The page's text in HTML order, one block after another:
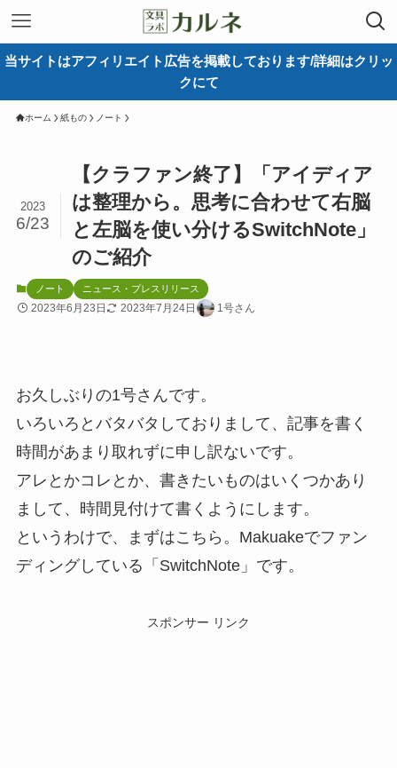
当サイトはアフィリエイト広告を掲載しております/詳細はクリッ
クにて
ホーム 紙もの ノート
【クラファン終了】「アイディア
は整理から。思考に合わせて右脳
と左脳を使い分けるSwitchNote」
のご紹介
2023
6/23
ノート ニュース・プレスリリース
2023年6月23日 2023年7月24日 1号さん
お久しぶりの1号さんです。
いろいろとバタバタしておりまして、記事を書く
時間があまり取れずに申し訳ないです。
アレとかコレとか、書きたいものはいくつかあり
まして、時間見付けて書くようにします。
というわけで、まずはこちら。Makuakeでファン
ディングしている「SwitchNote」です。
スポンサー リンク